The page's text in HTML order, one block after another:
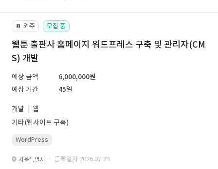
📔 외주 모집 중
웹툰 출판사 홈페이지 워드프레스 구축 및 관리자(CM
S) 개발
예상 금액
6,000,000원
예상 기간
45일
개발
웹
기타(웹사이트 구축)
WordPress
서울특별시 · 등록일자 2026.07.29.